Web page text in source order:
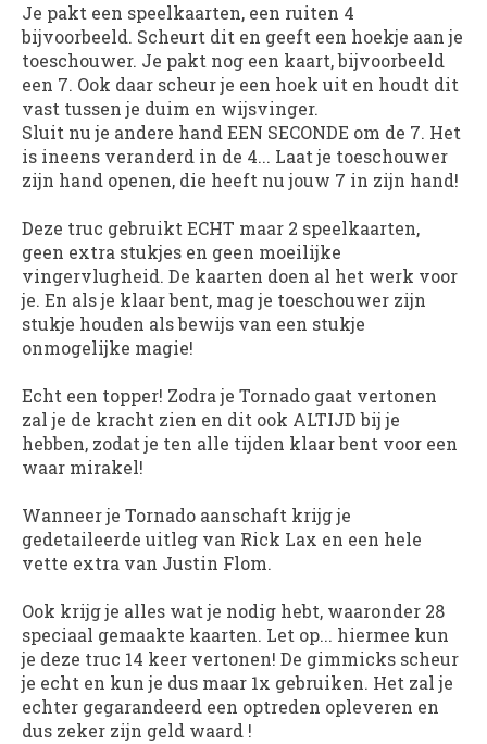
Je pakt een speelkaarten, een ruiten 4
bijvoorbeeld. Scheurt dit en geeft een hoekje aan je
toeschouwer. Je pakt nog een kaart, bijvoorbeeld
een 7. Ook daar scheur je een hoek uit en houdt dit
vast tussen je duim en wijsvinger.
Sluit nu je andere hand EEN SECONDE om de 7. Het
is ineens veranderd in de 4... Laat je toeschouwer
zijn hand openen, die heeft nu jouw 7 in zijn hand!
Deze truc gebruikt ECHT maar 2 speelkaarten,
geen extra stukjes en geen moeilijke
vingervlugheid. De kaarten doen al het werk voor
je. En als je klaar bent, mag je toeschouwer zijn
stukje houden als bewijs van een stukje
onmogelijke magie!
Echt een topper! Zodra je Tornado gaat vertonen
zal je de kracht zien en dit ook ALTIJD bij je
hebben, zodat je ten alle tijden klaar bent voor een
waar mirakel!
Wanneer je Tornado aanschaft krijg je
gedetaileerde uitleg van Rick Lax en een hele
vette extra van Justin Flom.
Ook krijg je alles wat je nodig hebt, waaronder 28
speciaal gemaakte kaarten. Let op... hiermee kun
je deze truc 14 keer vertonen! De gimmicks scheur
je echt en kun je dus maar 1x gebruiken. Het zal je
echter gegarandeerd een optreden opleveren en
dus zeker zijn geld waard !